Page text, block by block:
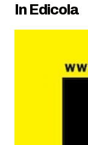
In Edicola